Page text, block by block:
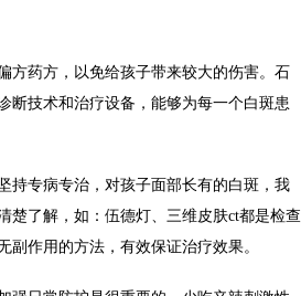
药方，以免给孩子带来较大的伤害。石
断技术和治疗设备，能够为每一个白斑患
专病专治，对孩子面部长有的白斑，我
楚了解，如：伍德灯、三维皮肤ct都是检查
作用的方法，有效保证治疗效果。